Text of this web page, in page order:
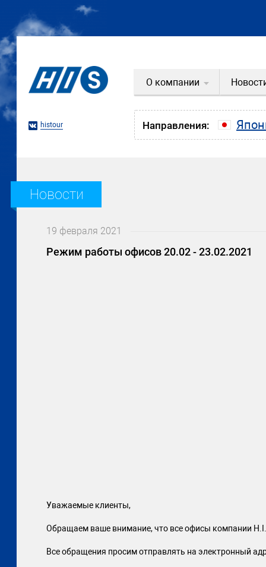
О компании
histour Направления:
Новости
19 февраля 2021
Режим работы офисов 20.02 - 23.02.2021
Уважаемые клиенты,
Обращаем ваше внимание, что все офисы компании
Все обращения просим отправлять на электронный